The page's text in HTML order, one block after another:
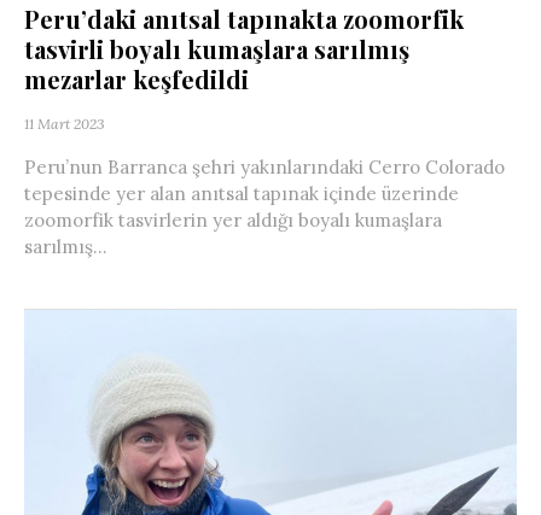
Peru’daki anıtsal tapınakta zoomorfik
tasvirli boyalı kumaşlara sarılmış
mezarlar keşfedildi
11 Mart 2023
Peru’nun Barranca şehri yakınlarındaki Cerro Colorado
tepesinde yer alan anıtsal tapınak içinde üzerinde
zoomorfik tasvirlerin yer aldığı boyalı kumaşlara
sarılmış...